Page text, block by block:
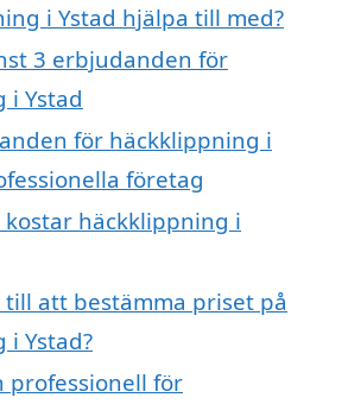
i Ystad hjälpa till med?
3 erbjudanden för
i Ystad
för häckklippning i
företag
kostar häckklippning i
att bestämma priset på
i Ystad?
professionell för